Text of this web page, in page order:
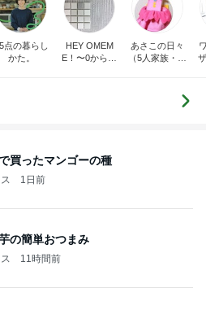
点の暮らし
かた。
HEY OMEM
E！〜0からの
あさこの日々
（5人家族・投
買ったマンゴーの種
1日前
の簡単おつまみ
11時間前